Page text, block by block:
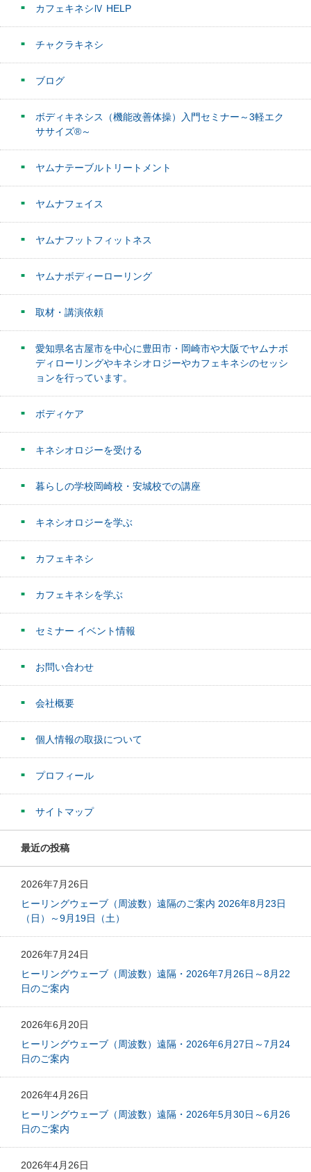
カフェキネシⅣ HELP
チャクラキネシ
ブログ
ボディキネシス（機能改善体操）入門セミナー～3軽エク
ササイズ®～
ヤムナテーブルトリートメント
ヤムナフェイス
ヤムナフットフィットネス
ヤムナボディーローリング
取材・講演依頼
愛知県名古屋市を中心に豊田市・岡崎市や大阪でヤムナボ
ディローリングやキネシオロジーやカフェキネシのセッシ
ョンを行っています。
ボディケア
キネシオロジーを受ける
暮らしの学校岡崎校・安城校での講座
キネシオロジーを学ぶ
カフェキネシ
カフェキネシを学ぶ
セミナー イベント情報
お問い合わせ
会社概要
個人情報の取扱について
プロフィール
サイトマップ
最近の投稿
2026年7月26日
ヒーリングウェーブ（周波数）遠隔のご案内 2026年8月23日
（日）～9月19日（土）
2026年7月24日
ヒーリングウェーブ（周波数）遠隔・2026年7月26日～8月22
日のご案内
2026年6月20日
ヒーリングウェーブ（周波数）遠隔・2026年6月27日～7月24
日のご案内
2026年4月26日
ヒーリングウェーブ（周波数）遠隔・2026年5月30日～6月26
日のご案内
2026年4月26日